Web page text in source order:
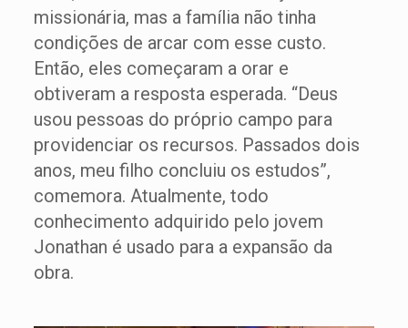
missionária, mas a família não tinha
condições de arcar com esse custo.
Então, eles começaram a orar e
obtiveram a resposta esperada. “Deus
usou pessoas do próprio campo para
providenciar os recursos. Passados dois
anos, meu filho concluiu os estudos”,
comemora. Atualmente, todo
conhecimento adquirido pelo jovem
Jonathan é usado para a expansão da
obra.